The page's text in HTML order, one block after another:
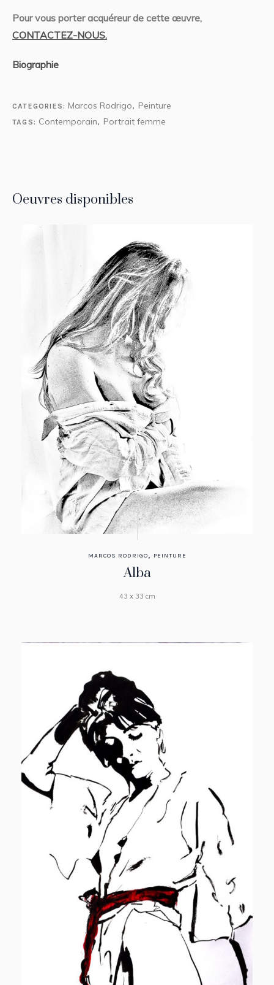
Pour vous porter acquéreur de cette œuvre,
CONTACTEZ-NOUS.
Biographie
CATEGORIES: Marcos Rodrigo, Peinture
TAGS: Contemporain, Portrait femme
Oeuvres disponibles
MARCOS RODRIGO, PEINTURE
Alba
43 x 33 cm